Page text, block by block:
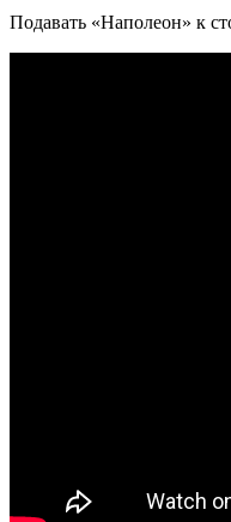
Подавать «Наполеон» к